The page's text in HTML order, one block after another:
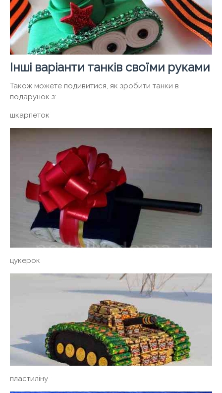
Інші варіанти танків своїми руками
Також можете подивитися, як зробити танки в
подарунок з:
шкарпеток
цукерок
пластиліну